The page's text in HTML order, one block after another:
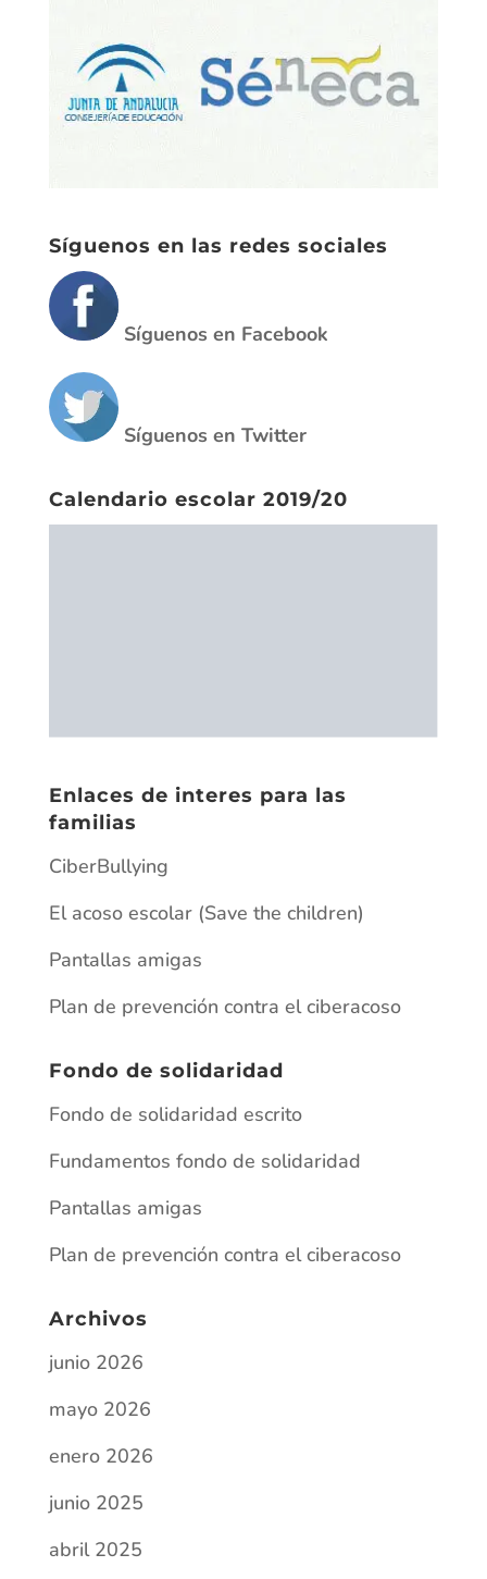
Síguenos en las redes sociales
Síguenos en Twitter
Calendario escolar 2019/20
Enlaces de interes para las
familias
CiberBullying
Fondo de solidaridad escrito
Fundamentos fondo de solidaridad
Pantallas amigas
Plan de prevención contra el ciberacoso
enero 2026
junio 2025
abril 2025
marzo 2025
julio 2024
diciembre 2023
octubre 2023
junio 2023
mayo 2023
diciembre 2022
octubre 2022